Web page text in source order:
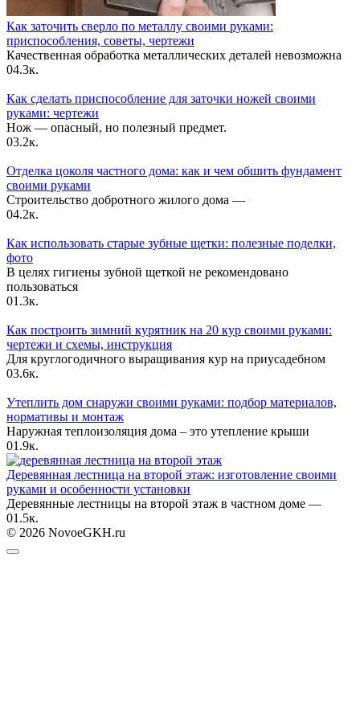
Как заточить сверло по металлу своими руками:
приспособления, советы, чертежи
Качественная обработка металлических деталей невозможна
04.3к.
Как сделать приспособление для заточки ножей своими
руками: чертежи
Нож — опасный, но полезный предмет.
03.2к.
Отделка цоколя частного дома: как и чем обшить фундамент
своими руками
Строительство добротного жилого дома —
04.2к.
Как использовать старые зубные щетки: полезные поделки,
фото
В целях гигиены зубной щеткой не рекомендовано
пользоваться
01.3к.
Как построить зимний курятник на 20 кур своими руками:
чертежи и схемы, инструкция
Для круглогодичного выращивания кур на приусадебном
03.6к.
Утеплить дом снаружи своими руками: подбор материалов,
нормативы и монтаж
Наружная теплоизоляция дома – это утепление крыши
01.9к.
Деревянная лестница на второй этаж: изготовление своими
руками и особенности установки
Деревянные лестницы на второй этаж в частном доме —
01.5к.
© 2026 NovoeGKH.ru